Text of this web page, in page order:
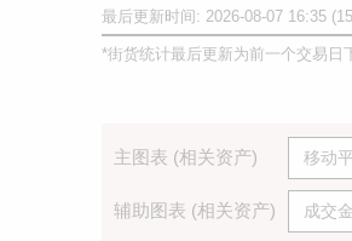
最后更新时间: 2026-08-07 16:35
*街货统计最后更新为前一个交易日
主图表 (相关资产)
辅助图表 (相关资产)